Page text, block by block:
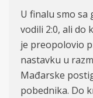
U finalu smo sa
vodili 2:0, ali do
je preopolovio
nastavku u
Mađarske
pobednika. Do